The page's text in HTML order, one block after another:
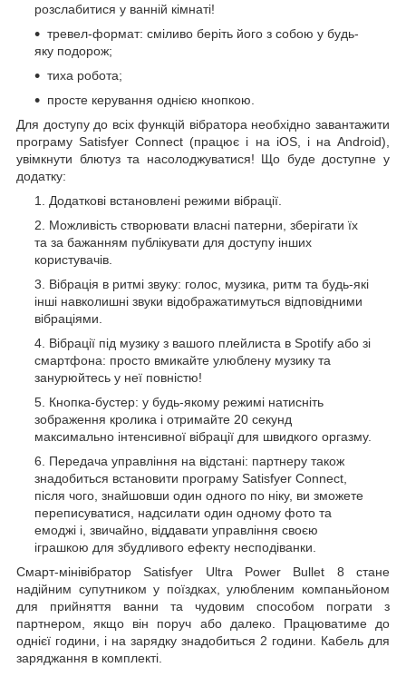
розслабитися у ванній кімнаті!
тревел-формат: сміливо беріть його з собою у будь-
яку подорож;
тиха робота;
просте керування однією кнопкою.
Для доступу до всіх функцій вібратора необхідно завантажити
програму Satisfyer Connect (працює і на iOS, і на Android),
увімкнути блютуз та насолоджуватися! Що буде доступне у
додатку:
Додаткові встановлені режими вібрації.
Можливість створювати власні патерни, зберігати їх
та за бажанням публікувати для доступу інших
користувачів.
Вібрація в ритмі звуку: голос, музика, ритм та будь-які
інші навколишні звуки відображатимуться відповідними
вібраціями.
Вібрації під музику з вашого плейлиста в Spotify або зі
смартфона: просто вмикайте улюблену музику та
занурюйтесь у неї повністю!
Кнопка-бустер: у будь-якому режимі натисніть
зображення кролика і отримайте 20 секунд
максимально інтенсивної вібрації для швидкого оргазму.
Передача управління на відстані: партнеру також
знадобиться встановити програму Satisfyer Connect,
після чого, знайшовши один одного по ніку, ви зможете
переписуватися, надсилати один одному фото та
емоджі і, звичайно, віддавати управління своєю
іграшкою для збудливого ефекту несподіванки.
Смарт-мінівібратор Satisfyer Ultra Power Bullet 8 стане
надійним супутником у поїздках, улюбленим компаньйоном
для прийняття ванни та чудовим способом пограти з
партнером, якщо він поруч або далеко. Працюватиме до
однієї години, і на зарядку знадобиться 2 години. Кабель для
заряджання в комплекті.